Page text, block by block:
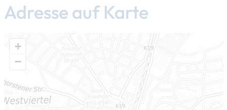
Adresse auf Karte
+
−